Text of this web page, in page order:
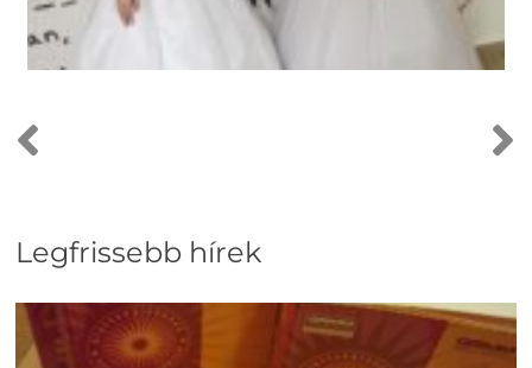
Legfrissebb hírek